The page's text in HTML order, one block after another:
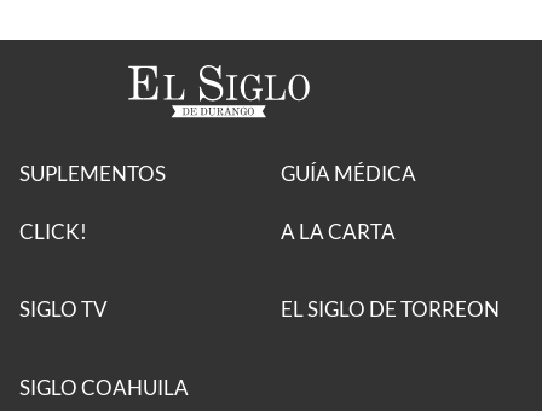
SUPLEMENTOS
CLICK!
GUÍA MÉDICA
A LA CARTA
SIGLO TV EL SIGLO DE TORREON
SIGLO COAHUILA